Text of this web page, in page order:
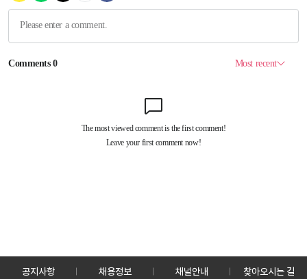
공지사항 채용정보 채널안내 찾아오시는 길